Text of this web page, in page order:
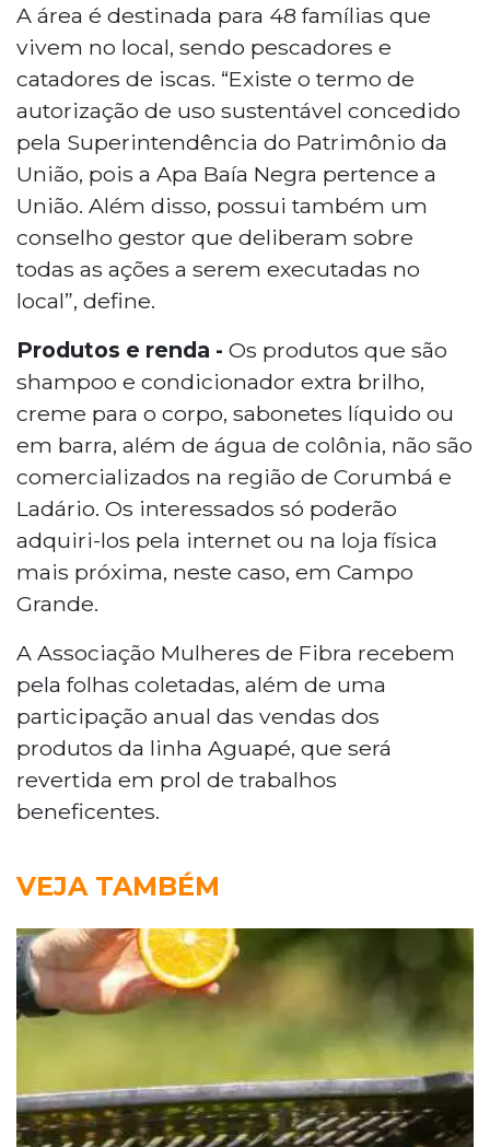
A área é destinada para 48 famílias que
vivem no local, sendo pescadores e
catadores de iscas. “Existe o termo de
autorização de uso sustentável concedido
pela Superintendência do Patrimônio da
União, pois a Apa Baía Negra pertence a
União. Além disso, possui também um
conselho gestor que deliberam sobre
todas as ações a serem executadas no
local”, define.
Produtos e renda - Os produtos que são
shampoo e condicionador extra brilho,
creme para o corpo, sabonetes líquido ou
em barra, além de água de colônia, não são
comercializados na região de Corumbá e
Ladário. Os interessados só poderão
adquiri-los pela internet ou na loja física
mais próxima, neste caso, em Campo
Grande.
A Associação Mulheres de Fibra recebem
pela folhas coletadas, além de uma
participação anual das vendas dos
produtos da linha Aguapé, que será
revertida em prol de trabalhos
beneficentes.
VEJA TAMBÉM